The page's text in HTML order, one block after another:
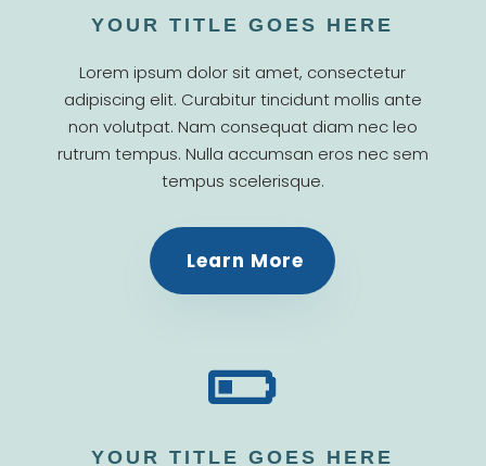
YOUR TITLE GOES HERE
Lorem ipsum dolor sit amet, consectetur
adipiscing elit. Curabitur tincidunt mollis ante
non volutpat. Nam consequat diam nec leo
rutrum tempus. Nulla accumsan eros nec sem
tempus scelerisque.
Learn More

YOUR TITLE GOES HERE